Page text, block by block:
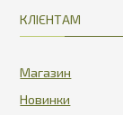
КЛІЄНТАМ
Магазин
Новинки